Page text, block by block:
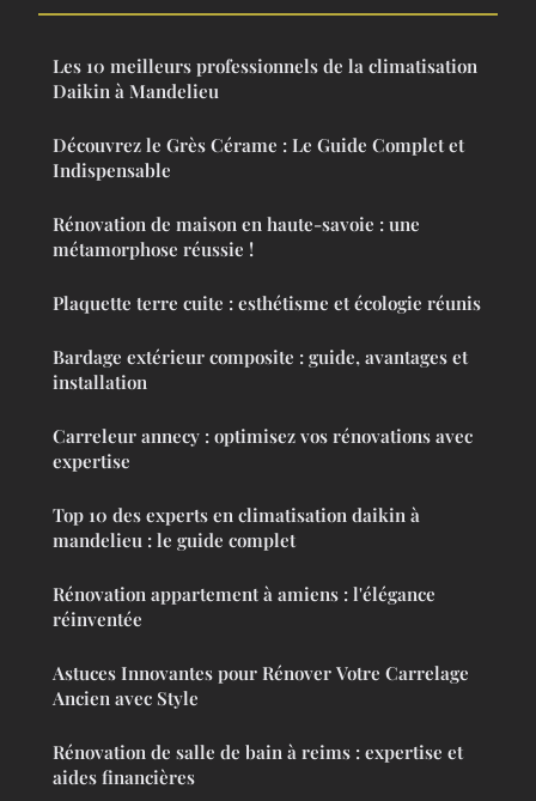
Les 10 meilleurs professionnels de la climatisation
Daikin à Mandelieu
Découvrez le Grès Cérame : Le Guide Complet et
Indispensable
Rénovation de maison en haute-savoie : une
métamorphose réussie !
Plaquette terre cuite : esthétisme et écologie réunis
Bardage extérieur composite : guide, avantages et
installation
Carreleur annecy : optimisez vos rénovations avec
expertise
Top 10 des experts en climatisation daikin à
mandelieu : le guide complet
Rénovation appartement à amiens : l'élégance
réinventée
Astuces Innovantes pour Rénover Votre Carrelage
Ancien avec Style
Rénovation de salle de bain à reims : expertise et
aides financières